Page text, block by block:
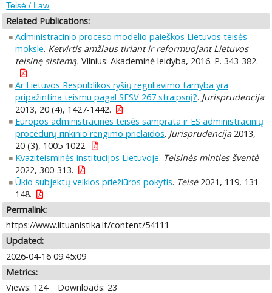
Teisė / Law
Related Publications:
Administracinio proceso modelio paieškos Lietuvos teisės
moksle. Ketvirtis amžiaus tiriant ir reformuojant Lietuvos
teisinę sistemą. Vilnius: Akademinė leidyba, 2016. P. 343-382.
Ar Lietuvos Respublikos ryšių reguliavimo tarnyba yra
pripažintina teismu pagal SESV 267 straipsnį?. Jurisprudencija
2013, 20 (4), 1427-1442.
Europos administracinės teisės samprata ir ES administracinių
procedūrų rinkinio rengimo prielaidos. Jurisprudencija2013,
20 (3), 1005-1022.
Kvaziteisminės institucijos Lietuvoje. Teisinės minties šventė
2022, 300-313.
Ūkio subjektų veiklos priežiūros pokytis. Teisė2021, 119, 131-
148.
Permalink:
https://www.lituanistika.lt/content/54111
Updated:
2026-04-16 09:45:09
Metrics:
Views: 124
Downloads: 23